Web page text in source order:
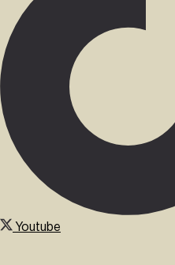
Youtube